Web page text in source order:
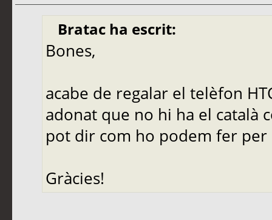
Bratac ha escrit:
Bones,
acabe de regalar el telèfon
adonat que no hi ha el català
pot dir com ho podem fer per
Gràcies!